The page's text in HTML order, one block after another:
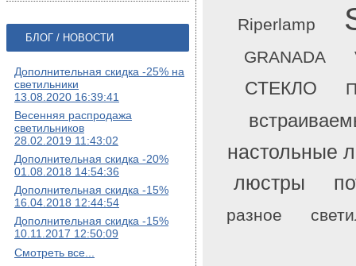
БЛОГ / НОВОСТИ
Дополнительная скидка -25% на
светильники
13.08.2020 16:39:41
Весенняя распродажа
светильников
28.02.2019 11:43:02
Дополнительная скидка -20%
01.08.2018 14:54:36
Дополнительная скидка -15%
16.04.2018 12:44:54
Дополнительная скидка -15%
10.11.2017 12:50:09
Смотреть все...
Riperlamp
GRANADA
СТЕКЛО
настольные
люстры
разное